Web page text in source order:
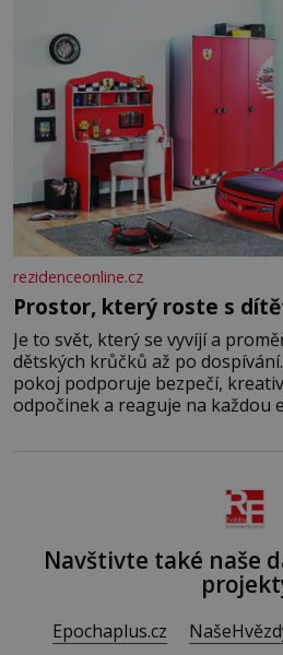
rezidenceonline.cz
Prostor, který roste s
Je to svět, který se vyvíjí a
dětských krůčků až po
pokoj podporuje bezpečí,
odpočinek a reaguje na každou
Navštivte také naše
Epochaplus.cz